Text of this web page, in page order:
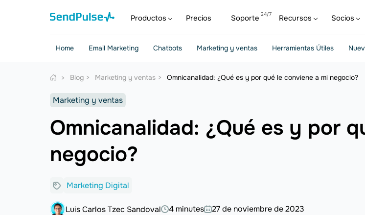
Productos Precios Soporte Recursos Socios
Home Email Marketing Chatbots Marketing y ventas Herramientas Útiles
Blog Marketing y ventas Omnicanalidad: ¿Qué es y por qué le conviene a mi negocio?
Marketing y ventas
Omnicanalidad: ¿Qué es y por
negocio?
Marketing Digital
Luis Carlos Tzec Sandoval 4 minutes 27 de noviembre de 2023